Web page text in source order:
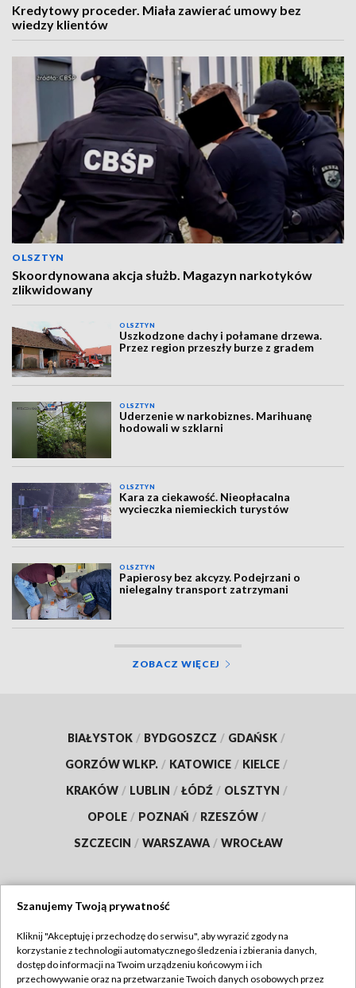
Kredytowy proceder. Miała zawierać umowy bez
wiedzy klientów
OLSZTYN
Skoordynowana akcja służb. Magazyn narkotyków
zlikwidowany
OLSZTYN
Uszkodzone dachy i połamane drzewa.
Przez region przeszły burze z gradem
OLSZTYN
Uderzenie w narkobiznes. Marihuanę
hodowali w szklarni
OLSZTYN
Kara za ciekawość. Nieopłacalna
wycieczka niemieckich turystów
OLSZTYN
Papierosy bez akcyzy. Podejrzani o
nielegalny transport zatrzymani
ZOBACZ WIĘCEJ
BIAŁYSTOK / BYDGOSZCZ / GDAŃSK /
GORZÓW WLKP. / KATOWICE / KIELCE /
KRAKÓW / LUBLIN / ŁÓDŹ / OLSZTYN /
OPOLE / POZNAŃ / RZESZÓW /
SZCZECIN / WARSZAWA / WROCŁAW
TVP
Abonament TVP
Regulamin TVP
Szanujemy Twoją prywatność
Kliknij "Akceptuję i przechodzę do serwisu", aby wyrazić zgody na
korzystanie z technologii automatycznego śledzenia i zbierania danych,
dostęp do informacji na Twoim urządzeniu końcowym i ich
przechowywanie oraz na przetwarzanie Twoich danych osobowych przez